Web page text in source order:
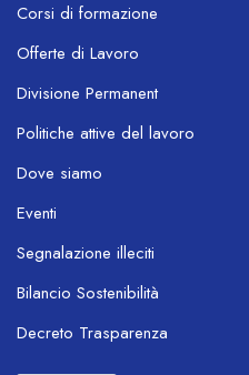
Corsi di formazione
Offerte di Lavoro
Divisione Permanent
Politiche attive del lavoro
Dove siamo
Eventi
Segnalazione illeciti
Bilancio Sostenibilità
Decreto Trasparenza
OL Chatbot